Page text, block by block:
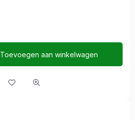
Toevoegen aan winkelwagen